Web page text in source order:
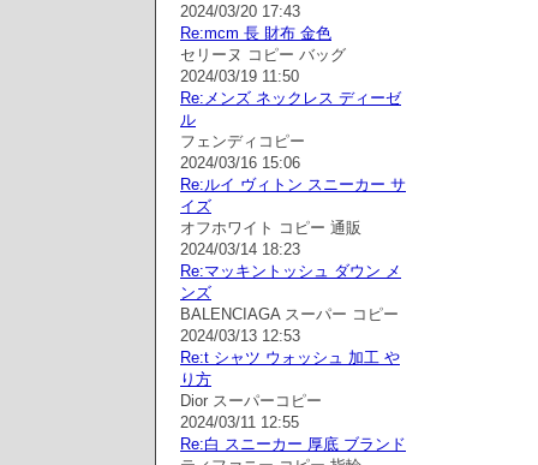
2024/03/20 17:43
Re:mcm 長 財布 金色
セリーヌ コピー バッグ
2024/03/19 11:50
Re:メンズ ネックレス ディーゼ
ル
フェンディコピー
2024/03/16 15:06
Re:ルイ ヴィトン スニーカー サ
イズ
オフホワイト コピー 通販
2024/03/14 18:23
Re:マッキントッシュ ダウン メ
ンズ
BALENCIAGA スーパー コピー
2024/03/13 12:53
Re:t シャツ ウォッシュ 加工 や
り方
Dior スーパーコピー
2024/03/11 12:55
Re:白 スニーカー 厚底 ブランド